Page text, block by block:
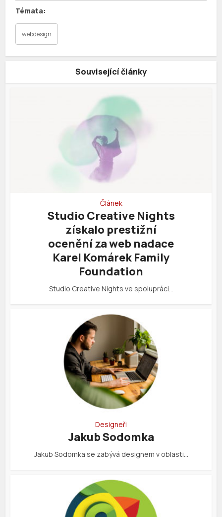
webdesign
Související články
Článek
Studio Creative Nights
získalo prestižní
ocenění za web nadace
Karel Komárek Family
Foundation
Studio Creative Nights ve spolupráci…
Designeři
Jakub Sodomka
Jakub Sodomka se zabývá designem v oblasti…